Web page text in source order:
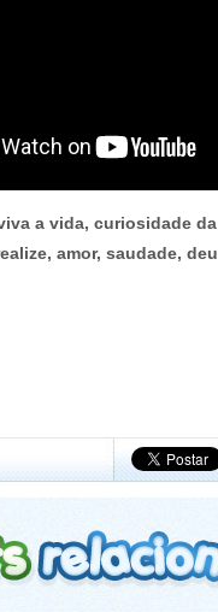
a vida, curiosidade
amor, saudade,